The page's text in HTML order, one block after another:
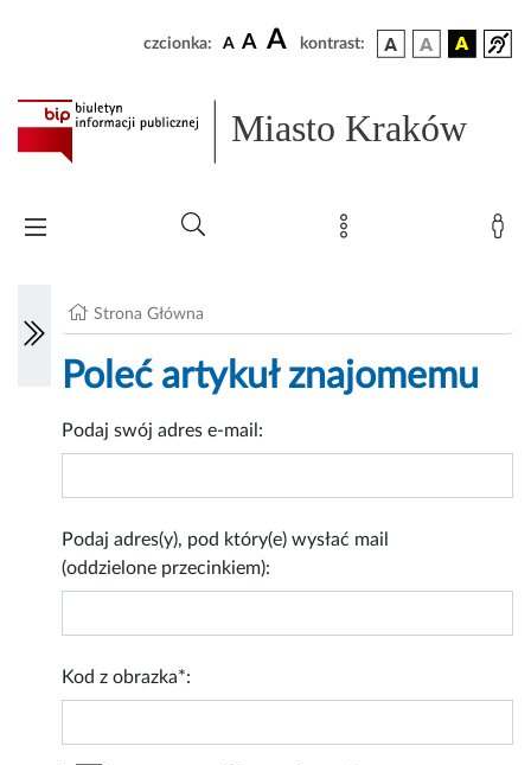
czcionka: A A A kontrast:
Miasto Kraków
Strona Główna
Poleć artykuł znajomemu
Podaj swój adres e-mail:
Podaj adres(y), pod który(e) wysłać mail
(oddzielone przecinkiem):
Kod z obrazka*: